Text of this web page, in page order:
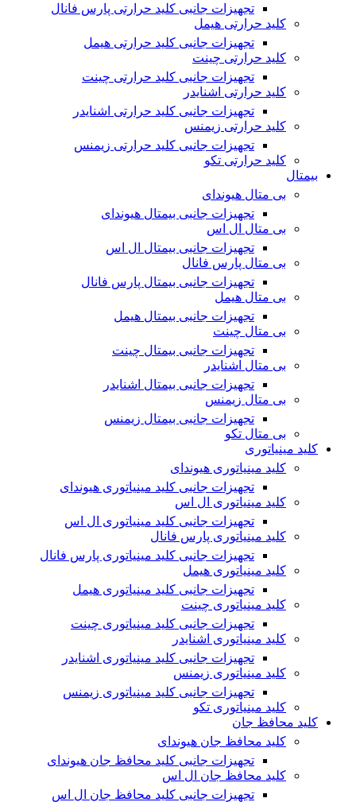
تجهیزات جانبی کلید حرارتی پارس فانال
کلید حرارتی هیمل
تجهیزات جانبی کلید حرارتی هیمل
کلید حرارتی چینت
تجهیزات جانبی کلید حرارتی چینت
کلید حرارتی اشنایدر
تجهیزات جانبی کلید حرارتی اشنایدر
کلید حرارتی زیمنس
تجهیزات جانبی کلید حرارتی زیمنس
کلید حرارتی تکو
بیمتال
بی متال هیوندای
تجهیزات جانبی بیمتال هیوندای
بی متال ال اس
تجهیزات جانبی بیمتال ال اس
بی متال پارس فانال
تجهیزات جانبی بیمتال پارس فانال
بی متال هیمل
تجهیزات جانبی بیمتال هیمل
بی متال چینت
تجهیزات جانبی بیمتال چینت
بی متال اشنایدر
تجهیزات جانبی بیمتال اشنایدر
بی متال زیمنس
تجهیزات جانبی بیمتال زیمنس
بی متال تکو
کلید مینیاتوری
کلید مینیاتوری هیوندای
تجهیزات جانبی کلید مینیاتوری هیوندای
کلید مینیاتوری ال اس
تجهیزات جانبی کلید مینیاتوری ال اس
کلید مینیاتوری پارس فانال
تجهیزات جانبی کلید مینیاتوری پارس فانال
کلید مینیاتوری هیمل
تجهیزات جانبی کلید مینیاتوری هیمل
کلید مینیاتوری چینت
تجهیزات جانبی کلید مینیاتوری چینت
کلید مینیاتوری اشنایدر
تجهیزات جانبی کلید مینیاتوری اشنایدر
کلید مینیاتوری زیمنس
تجهیزات جانبی کلید مینیاتوری زیمنس
کلید مینیاتوری تکو
کلید محافظ جان
کلید محافظ جان هیوندای
تجهیزات جانبی کلید محافظ جان هیوندای
کلید محافظ جان ال اس
تجهیزات جانبی کلید محافظ جان ال اس